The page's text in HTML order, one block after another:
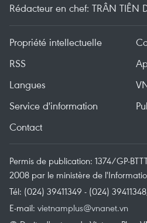
Rédacteur en chef: TRÂN TIÊN
Propriété intellectuelle
RSS
Langues
Service d'information
Contact
Permis de publication: 1374/GP-
2008 par le ministère de
Tél: (024) 39411349 - (024)
E-mail: vietnamplus@vnanet.vn